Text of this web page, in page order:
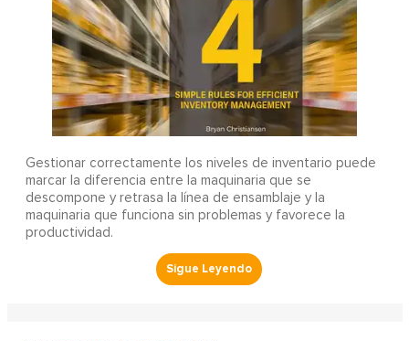
Gestionar correctamente los niveles de inventario puede
marcar la diferencia entre la maquinaria que se
descompone y retrasa la línea de ensamblaje y la
maquinaria que funciona sin problemas y favorece la
productividad.